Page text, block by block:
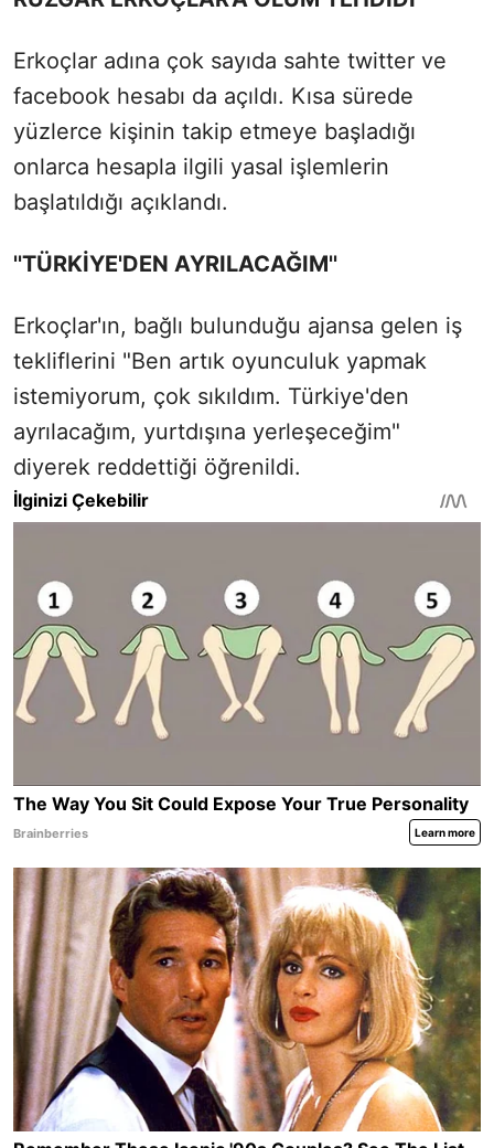
Erkoçlar adına çok sayıda sahte twitter ve
facebook hesabı da açıldı. Kısa sürede
yüzlerce kişinin takip etmeye başladığı
onlarca hesapla ilgili yasal işlemlerin
başlatıldığı açıklandı.
''TÜRKİYE'DEN AYRILACAĞIM''
Erkoçlar'ın, bağlı bulunduğu ajansa gelen iş
tekliflerini "Ben artık oyunculuk yapmak
istemiyorum, çok sıkıldım. Türkiye'den
ayrılacağım, yurtdışına yerleşeceğim"
diyerek reddettiği öğrenildi.